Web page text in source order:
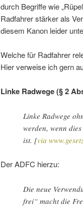
durch Begriffe wie
Radfahrer stärker als
diesem Kanon leider
Welche für Radfahrer
Hier verweise ich gern
Linke Radwege (§ 2
Linke Radwege
werden, wenn
ist. [via
Der ADFC hierzu:
Die neue
frei“ macht die